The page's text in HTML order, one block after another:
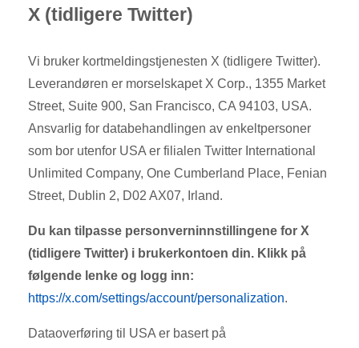
X (tidligere Twitter)
Vi bruker kortmeldingstjenesten X (tidligere Twitter).
Leverandøren er morselskapet X Corp., 1355 Market
Street, Suite 900, San Francisco, CA 94103, USA.
Ansvarlig for databehandlingen av enkeltpersoner
som bor utenfor USA er filialen Twitter International
Unlimited Company, One Cumberland Place, Fenian
Street, Dublin 2, D02 AX07, Irland.
Du kan tilpasse personverninnstillingene for X
(tidligere Twitter) i brukerkontoen din. Klikk på
følgende lenke og logg inn:
https://x.com/settings/account/personalization.
Dataoverføring til USA er basert på